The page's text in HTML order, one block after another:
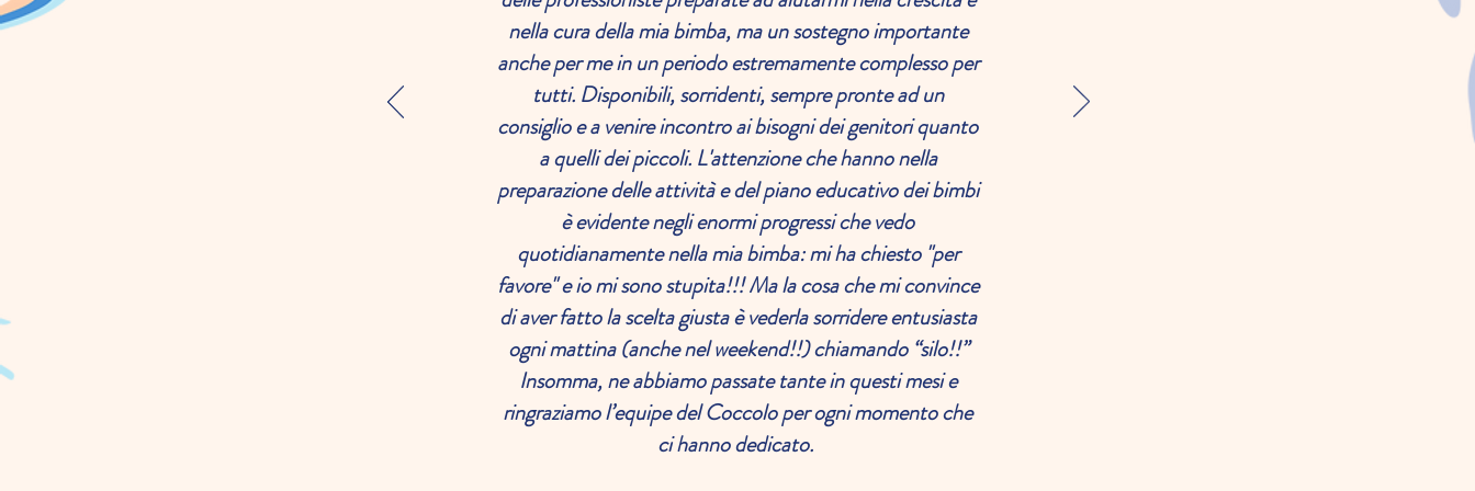
nella cura della mia bimba, ma un sostegno importante
anche per me in un periodo estremamente complesso per
tutti. Disponibili, sorridenti, sempre pronte ad un
consiglio e a venire incontro ai bisogni dei genitori quanto
a quelli dei piccoli. L'attenzione che hanno nella
preparazione delle attività e del piano educativo dei bimbi
è evidente negli enormi progressi che vedo
quotidianamente nella mia bimba: mi ha chiesto "per
favore" e io mi sono stupita!!! Ma la cosa che mi convince
di aver fatto la scelta giusta è vederla sorridere entusiasta
ogni mattina (anche nel weekend!!) chiamando “silo!!”
Insomma, ne abbiamo passate tante in questi mesi e
ringraziamo l’equipe del Coccolo per ogni momento che
ci hanno dedicato.